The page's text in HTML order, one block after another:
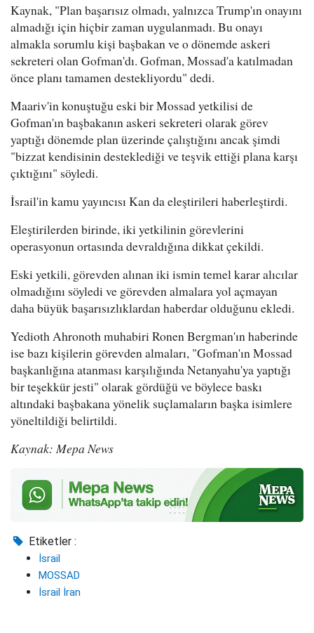
Kaynak, "Plan başarısız olmadı, yalnızca Trump'ın onayını
almadığı için hiçbir zaman uygulanmadı. Bu onayı
almakla sorumlu kişi başbakan ve o dönemde askeri
sekreteri olan Gofman'dı. Gofman, Mossad'a katılmadan
önce planı tamamen destekliyordu" dedi.
Maariv'in konuştuğu eski bir Mossad yetkilisi de
Gofman'ın başbakanın askeri sekreteri olarak görev
yaptığı dönemde plan üzerinde çalıştığını ancak şimdi
"bizzat kendisinin desteklediği ve teşvik ettiği plana karşı
çıktığını" söyledi.
İsrail'in kamu yayıncısı Kan da eleştirileri haberleştirdi.
Eleştirilerden birinde, iki yetkilinin görevlerini
operasyonun ortasında devraldığına dikkat çekildi.
Eski yetkili, görevden alınan iki ismin temel karar alıcılar
olmadığını söyledi ve görevden almalara yol açmayan
daha büyük başarısızlıklardan haberdar olduğunu ekledi.
Yedioth Ahronoth muhabiri Ronen Bergman'ın haberinde
ise bazı kişilerin görevden almaları, "Gofman'ın Mossad
başkanlığına atanması karşılığında Netanyahu'ya yaptığı
bir teşekkür jesti" olarak gördüğü ve böylece baskı
altındaki başbakana yönelik suçlamaların başka isimlere
yöneltildiği belirtildi.
Kaynak: Mepa News
Etiketler :
İsrail
MOSSAD
İsrail İran